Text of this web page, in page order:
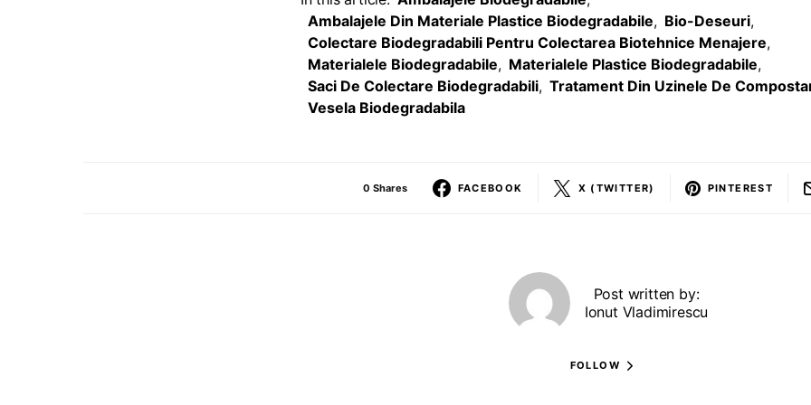
Ambalajele Din Materiale Plastice Biodegradabile, Bio-Deseuri,
Colectare Biodegradabili Pentru Colectarea Biotehnice Menajere,
Materialele Biodegradabile, Materialele Plastice Biodegradabile,
Saci De Colectare Biodegradabili, Tratament Din Uzinele De
Vesela Biodegradabila
0 Shares FACEBOOK X (TWITTER) PINTEREST
Post written by:
Ionut Vladimirescu
FOLLOW